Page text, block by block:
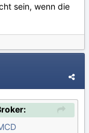
sein, wenn die